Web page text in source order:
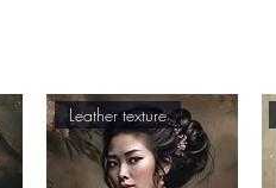
Leather texture